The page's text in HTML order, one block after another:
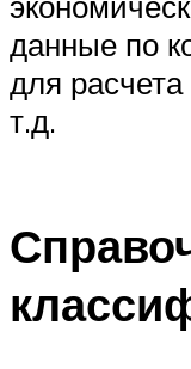
данные по
для
т.д.